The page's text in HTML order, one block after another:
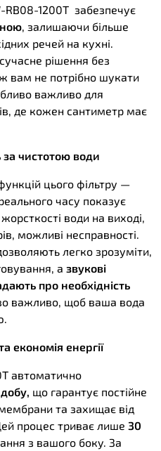
RB08-1200T забезпечує
, залишаючи більше
речей на кухні.
рішення без
вам не потрібно шукати
важливо для
де кожен сантиметр має
за чистотою води
цього фільтру —
часу показує
води на виході,
можливі несправності.
легко зрозуміти,
а звукові
про необхідність
важливо, щоб ваша вода
економія енергії
автоматично
що гарантує постійне
та захищає від
процес триває лише 30
з вашого боку. За